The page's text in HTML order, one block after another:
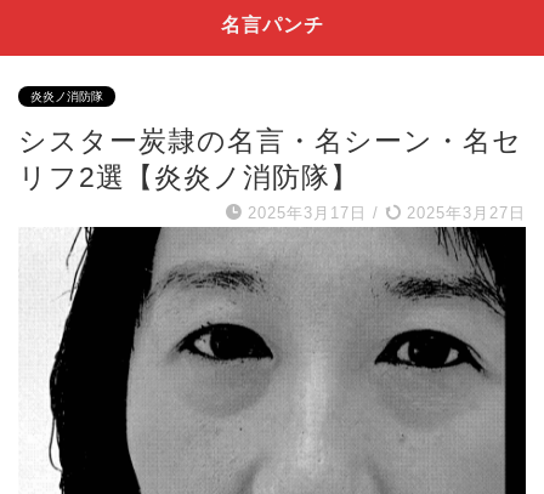
名言パンチ
炎炎ノ消防隊
シスター炭隷の名言・名シーン・名セ
リフ2選【炎炎ノ消防隊】
2025年3月17日 / 2025年3月27日